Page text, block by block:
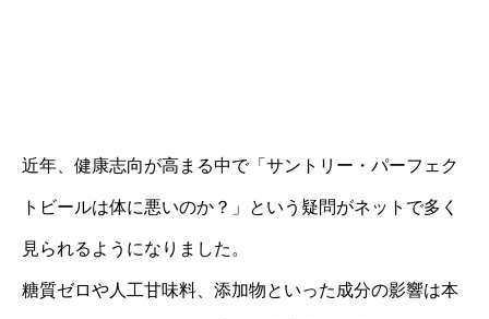
近年、健康志向が高まる中で「サントリー・パーフェク
トビールは体に悪いのか？」という疑問がネットで多く
見られるようになりました。
糖質ゼロや人工甘味料、添加物といった成分の影響は本